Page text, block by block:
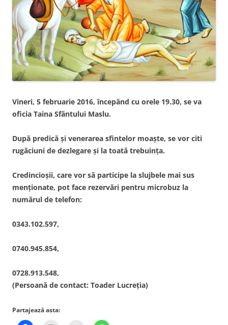
Vineri, 5 februarie 2016, începând cu orele 19.30, se va
oficia Taina Sfântului Maslu.
După predică şi venerarea sfintelor moaşte, se vor citi
rugăciuni de dezlegare şi la toată trebuinţa.
Credincioşii, care vor să participe la slujbele mai sus
menţionate, pot face rezervări pentru microbuz la
numărul de telefon:
0343.102.597,
0740.945.854,
0728.913.548,
(Persoană de contact: Toader Lucreția)
Partajează asta: